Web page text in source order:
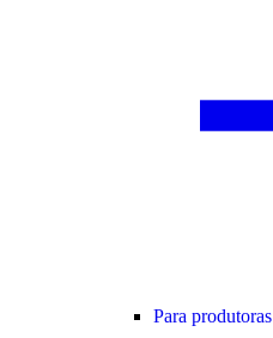
Para produtoras